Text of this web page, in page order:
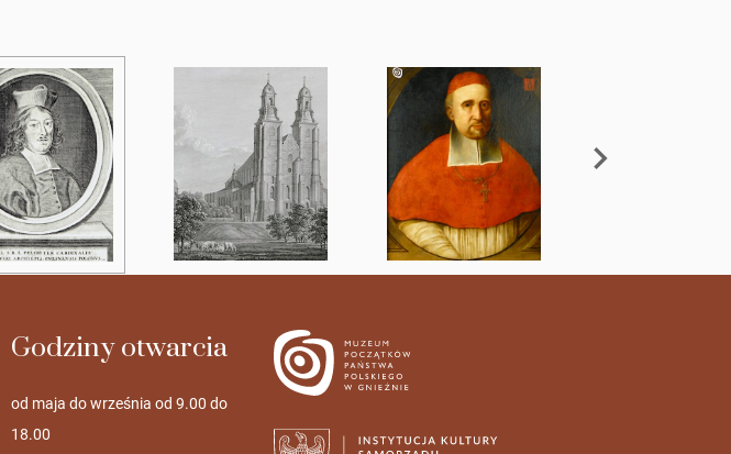
Godziny otwarcia
od maja do września od 9.00 do
18.00